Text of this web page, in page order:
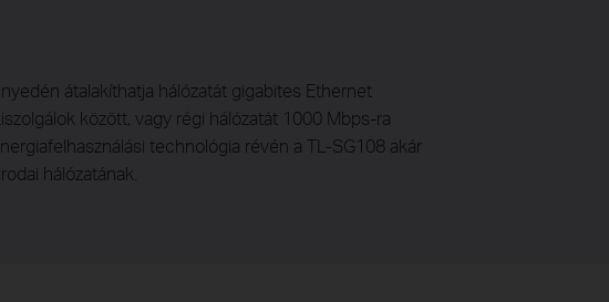
átalakíthatja hálózatát gigabites Ethernet
között, vagy régi hálózatát 1000 Mbps-ra
technológia révén a TL-SG108 akár
hálózatának.